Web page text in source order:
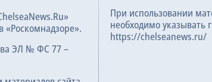
0:3
22.12.2024
Премьер-лига, 17 тур
«Роскомнадзоре».
ЭЛ № ФС 77 –
При использовании
необходимо указывать
https://chelseanews.ru/